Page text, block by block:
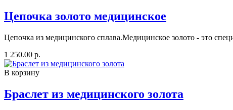
Цепочка золото медицинское
Цепочка из медицинского сплава.Медицинское золото - это
1 250.00 р.
В корзину
Браслет из медицинского золота